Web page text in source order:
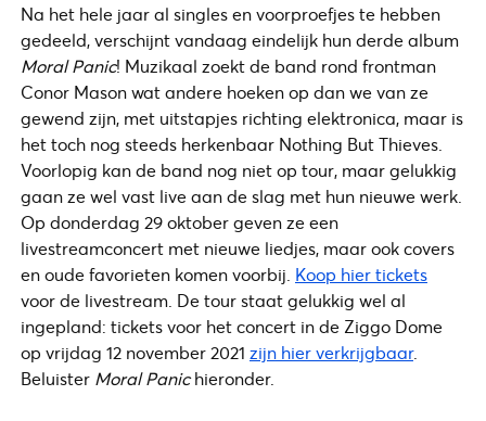
Na het hele jaar al singles en voorproefjes te hebben
gedeeld, verschijnt vandaag eindelijk hun derde album
Moral Panic! Muzikaal zoekt de band rond frontman
Conor Mason wat andere hoeken op dan we van ze
gewend zijn, met uitstapjes richting elektronica, maar is
het toch nog steeds herkenbaar Nothing But Thieves.
Voorlopig kan de band nog niet op tour, maar gelukkig
gaan ze wel vast live aan de slag met hun nieuwe werk.
Op donderdag 29 oktober geven ze een
livestreamconcert met nieuwe liedjes, maar ook covers
en oude favorieten komen voorbij. Koop hier tickets
voor de livestream. De tour staat gelukkig wel al
ingepland: tickets voor het concert in de Ziggo Dome
op vrijdag 12 november 2021 zijn hier verkrijgbaar.
Beluister Moral Panichieronder.